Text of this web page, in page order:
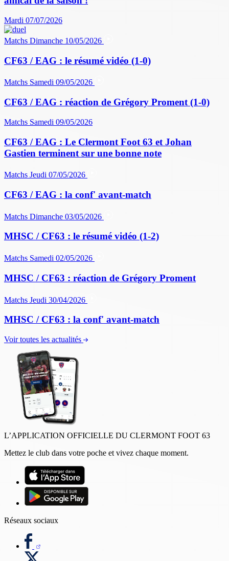
Mardi 07/07/2026
Matchs Dimanche 10/05/2026
CF63 / EAG : le résumé vidéo (1-0)
Matchs Samedi 09/05/2026
CF63 / EAG : réaction de Grégory Proment (1-0)
Matchs Samedi 09/05/2026
CF63 / EAG : Le Clermont Foot 63 et Johan
Gastien terminent sur une bonne note
Matchs Jeudi 07/05/2026
CF63 / EAG : la conf' avant-match
Matchs Dimanche 03/05/2026
MHSC / CF63 : le résumé vidéo (1-2)
Matchs Samedi 02/05/2026
MHSC / CF63 : réaction de Grégory Proment
Matchs Jeudi 30/04/2026
MHSC / CF63 : la conf' avant-match
Voir toutes les actualités
L’APPLICATION OFFICIELLE DU CLERMONT FOOT 63
Mettez le club dans votre poche et vivez chaque moment.
Réseaux sociaux